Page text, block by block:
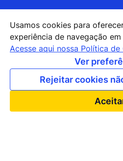
+55 (61) 2027-0202
+55 (61) 2027-0203
Nossos escritórios pelo
Usamos cookies para
experiência de navegação
Acesse aqui nossa Política de
Ver
Rejeitar cookies